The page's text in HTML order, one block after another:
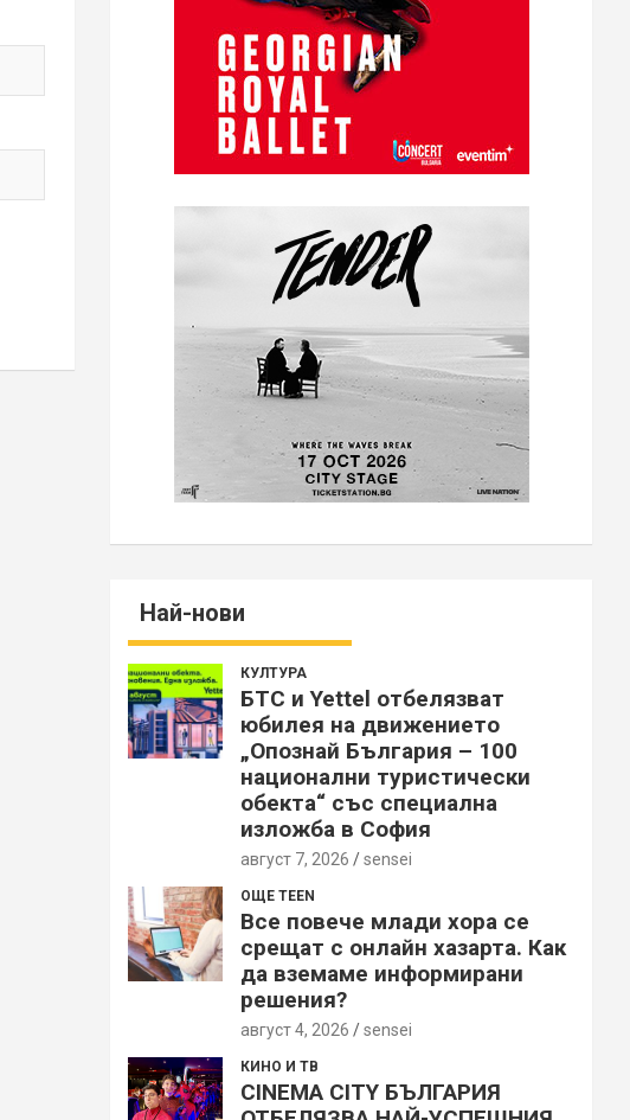
Най-нови
КУЛТУРА
БТС и Yettel отбелязват
юбилея на движението
„Опознай България – 100
национални туристически
обекта“ със специална
изложба в София
август 7, 2026 sensei
ОЩЕ TEEN
Все повече млади хора се
срещат с онлайн хазарта. Как
да вземаме информирани
решения?
август 4, 2026 sensei
КИНО И ТВ
CINEMA CITY БЪЛГАРИЯ